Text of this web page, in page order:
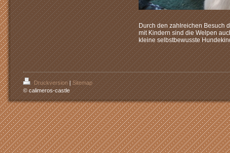
Durch den zahlreichen Besuch
mit Kindern sind die Welpen
kleine selbstbewusste
Druckversion| Sitemap
© calimeros-castle